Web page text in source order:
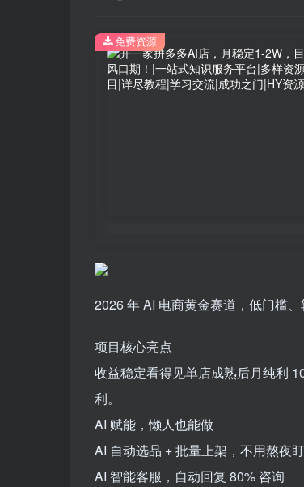
免费资源
2026 年 AI 电商黄金赛道，低门槛
项目核心亮点
收益稳定看得见单店成熟后月纯利
利。
AI 赋能，懒人也能做
AI 自动选品 + 批量上架，不用熬夜
AI 智能客服，自动回复 80% 咨询